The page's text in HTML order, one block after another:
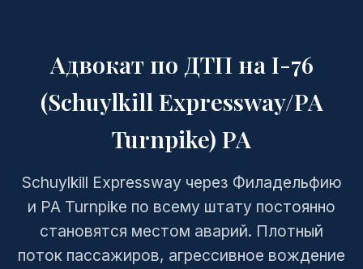
Адвокат по ДТП на I-76
(Schuylkill Expressway/PA
Turnpike) PA
Schuylkill Expressway через Филадельфию
и PA Turnpike по всему штату постоянно
становятся местом аварий. Плотный
поток пассажиров, агрессивное вождение